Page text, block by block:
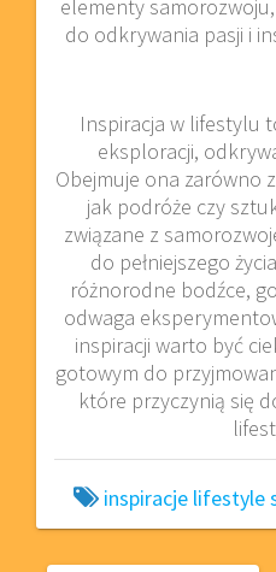
elementy
do odkrywania pasji i
Inspiracja w lifestylu
eksploracji,
Obejmuje ona zarówno
jak podróże czy
związane z
do pełniejszego
różnorodne bodźce,
odwaga
inspiracji warto być
gotowym do
które przyczynią się
inspiracje lifestyle